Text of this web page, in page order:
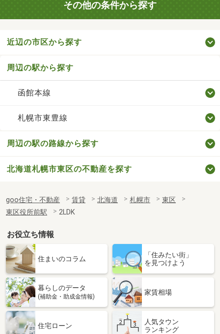
その他の条件から探す
近辺の市区から探す
周辺の駅から探す
函館本線
札幌市東豊線
周辺の駅の路線から探す
北海道札幌市東区の不動産を探す
goo住宅・不動産 賃貸 北海道 札幌市
東区
東区役所前駅
2LDK
お役立ち情報
住まいのコラム
「住みたい街」
を見つけよう
暮らしのデータ
(補助金・助成金情報)
家賃相場
住宅ローン
人気タウン
ランキング